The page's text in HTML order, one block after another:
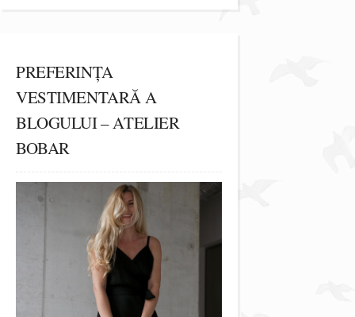
PREFERINȚA
VESTIMENTARĂ A
BLOGULUI – ATELIER
BOBAR